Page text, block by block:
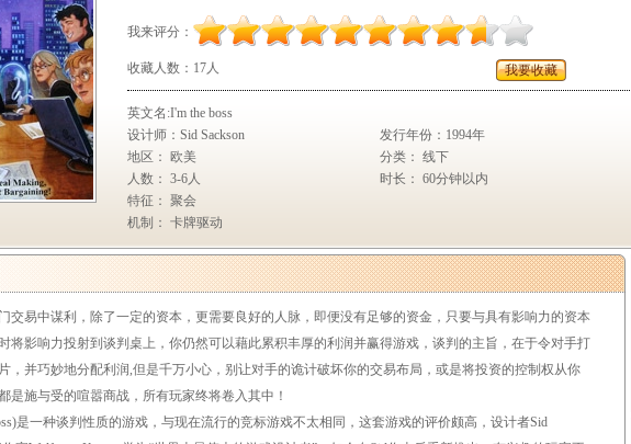
我来评分：
收藏人数： 17人 我要收藏
英文名:I'm the boss
设计师：Sid Sackson
发行年份：1994年
地区： 欧美
分类： 线下
人数： 3-6人
时长： 60分钟以内
特征： 聚会
机制： 卡牌驱动
交易中谋利，除了一定的资本，更需要良好的人脉，即便没有足够的资金，只要与具有影响力的资本
将影响力投射到谈判桌上，你仍然可以藉此累积丰厚的利润并赢得游戏，谈判的主旨，在于令对手打
，并巧妙地分配利润,但是千万小心，别让对手的诡计破坏你的交易布局，或是将投资的控制权从你
是施与受的喧嚣商战，所有玩家终将卷入其中！
是一种谈判性质的游戏，与现在流行的竞标游戏不太相同，这套游戏的评价颇高，设计者Sid